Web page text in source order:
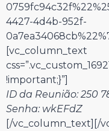
4427-4d4b-952f-
[vc_column_text
!important;}”]
ID da Reunião: 250
Senha: wkEFdZ
[/vc_column_text][/